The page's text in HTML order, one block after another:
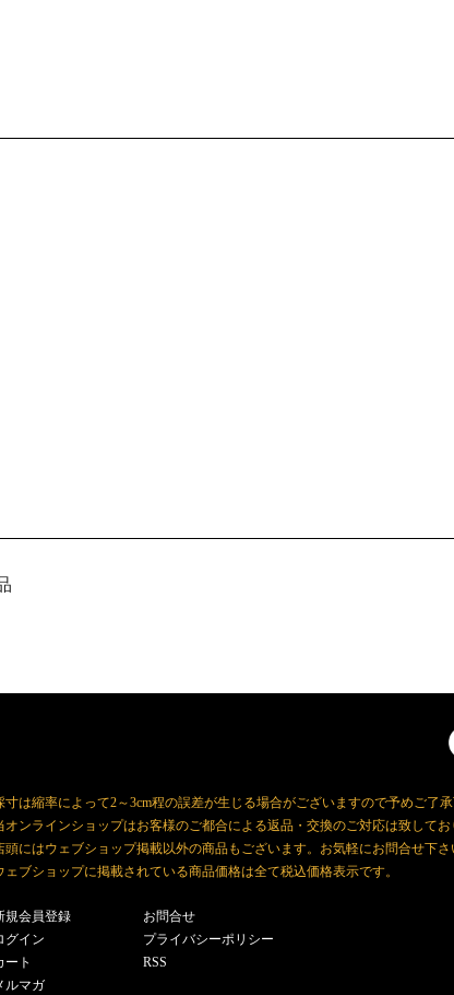
寸は縮率によって2～3cm程の誤差が生じる場合がございますので予めご了承
オンラインショップはお客様のご都合による返品・交換のご対応は致して
頭にはウェブショップ掲載以外の商品もございます。お気軽にお問合せ下さ
ェブショップに掲載されている商品価格は全て税込価格表示です。
規会員登録
グイン
ート
ルマガ
お問合せ
プライバシーポリシー
RSS